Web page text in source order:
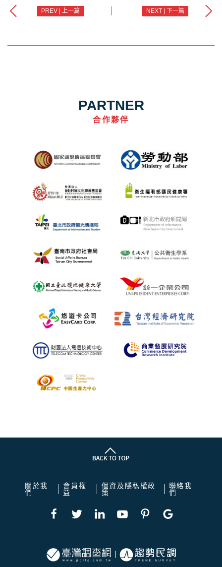
PREV | 上一篇 NEXT | 下一篇
PARTNER
合作夥伴
關於我
們
會員權
益
個資及隱私權政
策
聯絡我
們